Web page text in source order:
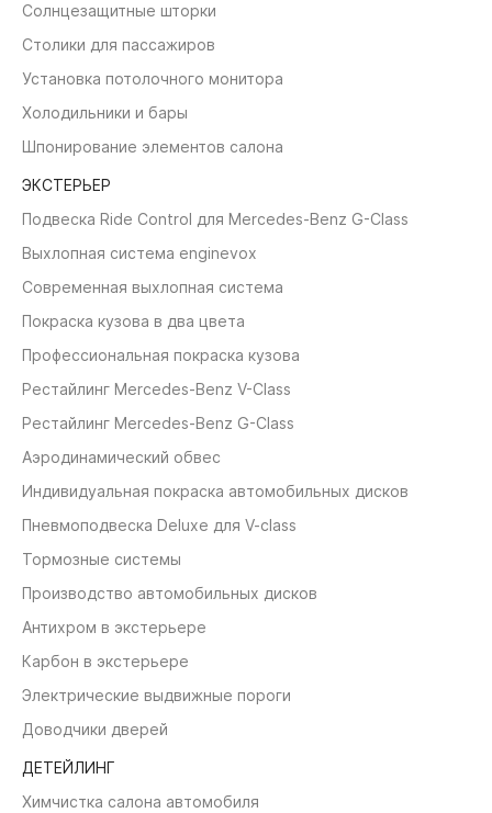
Солнцезащитные шторки
Столики для пассажиров
Установка потолочного монитора
Холодильники и бары
Шпонирование элементов салона
ЭКСТЕРЬЕР
Подвеска Ride Control для Mercedes-Benz G-Class
Выхлопная система enginevox
Современная выхлопная система
Покраска кузова в два цвета
Профессиональная покраска кузова
Рестайлинг Mercedes-Benz V-Class
Рестайлинг Mercedes-Benz G-Class
Аэродинамический обвес
Индивидуальная покраска автомобильных дисков
Пневмоподвеска Deluxe для V-class
Тормозные системы
Производство автомобильных дисков
Антихром в экстерьере
Карбон в экстерьере
Электрические выдвижные пороги
Доводчики дверей
ДЕТЕЙЛИНГ
Химчистка салона автомобиля